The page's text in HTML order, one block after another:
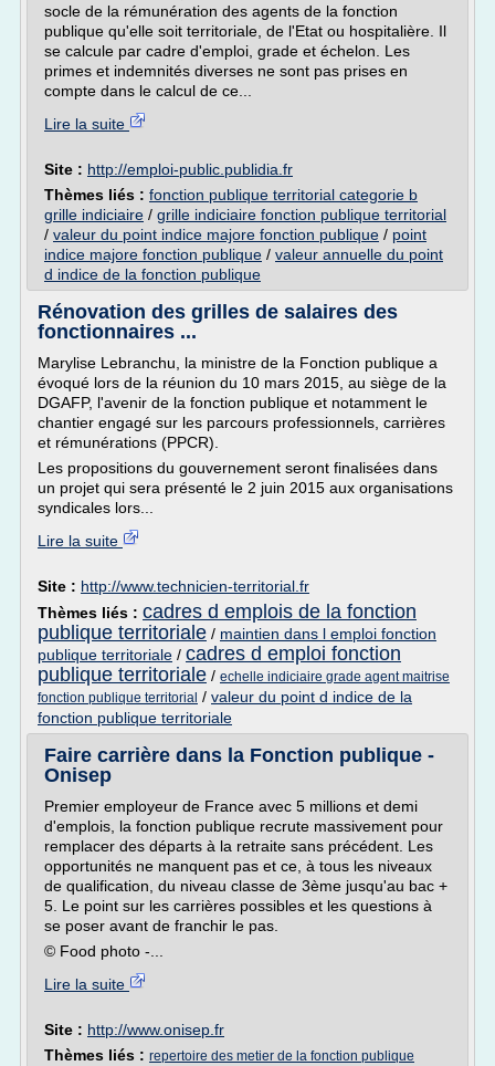
socle de la rémunération des agents de la fonction
publique qu'elle soit territoriale, de l'Etat ou hospitalière. Il
se calcule par cadre d'emploi, grade et échelon. Les
primes et indemnités diverses ne sont pas prises en
compte dans le calcul de ce...
Lire la suite
Site : http://emploi-public.publidia.fr
Thèmes liés : fonction publique territorial categorie b
grille indiciaire / grille indiciaire fonction publique territorial
/ valeur du point indice majore fonction publique / point
indice majore fonction publique / valeur annuelle du point
d indice de la fonction publique
Rénovation des grilles de salaires des
fonctionnaires ...
Marylise Lebranchu, la ministre de la Fonction publique a
évoqué lors de la réunion du 10 mars 2015, au siège de la
DGAFP, l'avenir de la fonction publique et notamment le
chantier engagé sur les parcours professionnels, carrières
et rémunérations (PPCR).
Les propositions du gouvernement seront finalisées dans
un projet qui sera présenté le 2 juin 2015 aux organisations
syndicales lors...
Lire la suite
Site : http://www.technicien-territorial.fr
Thèmes liés : cadres d emplois de la fonction
publique territoriale / maintien dans l emploi fonction
publique territoriale / cadres d emploi fonction
publique territoriale / echelle indiciaire grade agent maitrise
fonction publique territorial / valeur du point d indice de la
fonction publique territoriale
Faire carrière dans la Fonction publique -
Onisep
Premier employeur de France avec 5 millions et demi
d'emplois, la fonction publique recrute massivement pour
remplacer des départs à la retraite sans précédent. Les
opportunités ne manquent pas et ce, à tous les niveaux
de qualification, du niveau classe de 3ème jusqu'au bac +
5. Le point sur les carrières possibles et les questions à
se poser avant de franchir le pas.
© Food photo -...
Lire la suite
Site : http://www.onisep.fr
Thèmes liés : repertoire des metier de la fonction publique